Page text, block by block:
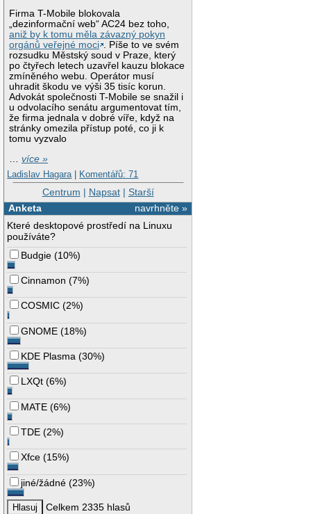
Firma T-Mobile blokovala
„dezinformační web“ AC24 bez toho,
aniž by k tomu měla závazný pokyn
orgánů veřejné moci . Píše to ve svém
rozsudku Městský soud v Praze, který
po čtyřech letech uzavřel kauzu blokace
zmíněného webu. Operátor musí
uhradit škodu ve výši 35 tisíc korun.
Advokát společnosti T-Mobile se snažil i
u odvolacího senátu argumentovat tím,
že firma jednala v dobré víře, když na
stránky omezila přístup poté, co ji k
tomu vyzvalo
…více »
Ladislav Hagara | Komentářů: 71
Centrum | Napsat| Starší
navrhněte »
Anketa
Které desktopové prostředí na Linuxu
používáte?
Budgie (10%)
Cinnamon (7%)
COSMIC (2%)
GNOME (18%)
KDE Plasma (30%)
LXQt (6%)
MATE (6%)
TDE (2%)
Xfce (15%)
jiné/žádné (23%)
Celkem 2335 hlasů